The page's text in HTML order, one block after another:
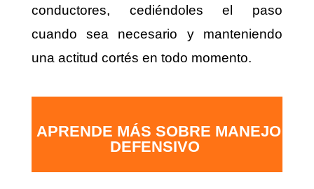
conductores, cediéndoles el paso
cuando sea necesario y manteniendo
una actitud cortés en todo momento.
APRENDE MÁS SOBRE MANEJO
DEFENSIVO